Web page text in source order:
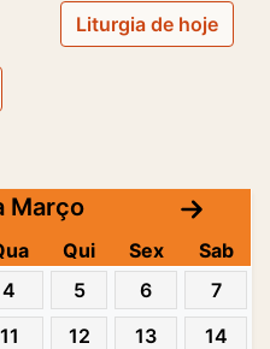
Liturgia de hoje
Março
Qui Sex
Sab
4 5 6
7
11 12 13
14